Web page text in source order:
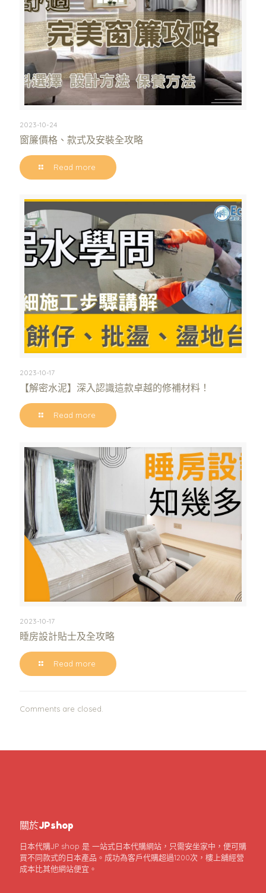
2023-10-24
窗簾價格、款式及安裝全攻略
Read more
2023-10-17
【解密水泥】深入認識這款卓越的修補材料！
Read more
2023-10-17
睡房設計貼士及全攻略
Read more
Comments are closed.
關於JPshop
日本代購JP shop 是 一站式日本代購網站，只需安坐家中，便可購
買不同款式的日本產品。成功為客戶代購超過1200次，樓上舖經營
成本比其他網站便宜。